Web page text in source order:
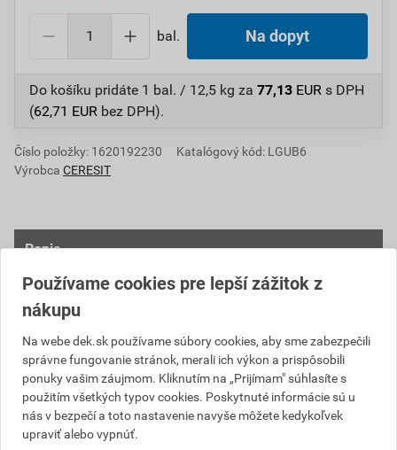
bal. Na dopyt
Do košíku pridáte 1 bal. / 12,5 kg za 77,13 EUR s DPH
(62,71 EUR bez DPH).
Číslo položky: 1620192230
Katalógový kód: LGUB6
Výrobca CERESIT
Popis
Hydroizolácia Ceresit CL 50 je určená na izoláciu
podkladu proti vode a vlhkosti pred lepením obkladov,
dlažieb z keramiky a prírodného kameňa v interiéri ako
aj v exteriéri. Je odporúčaná pre oblasti trvale či
občasne namáhané vlhkosťou, ako sú bazény, terasy,
balkóny, verejné sprchy, toalety či veľkokapacitné
kuchyne a priestory s odtokovými prvkami v podlahe.
Materiál sa nanáša na povrch omietok alebo poterov
Používame cookies pre lepší zážitok z
nákupu
Na webe dek.sk používame súbory cookies, aby sme zabezpečili
správne fungovanie stránok, merali ich výkon a prispôsobili
ponuky vašim záujmom. Kliknutím na „Prijímam" súhlasíte s
použitím všetkých typov cookies. Poskytnuté informácie sú u
nás v bezpečí a toto nastavenie navyše môžete kedykoľvek
upraviť alebo vypnúť.